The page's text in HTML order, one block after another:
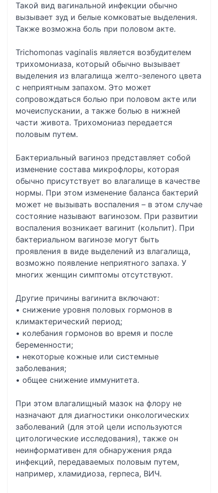
Такой вид вагинальной инфекции обычно
вызывает зуд и белые комковатые выделения.
Также возможна боль при половом акте.
Trichomonas vaginalis является возбудителем
трихомониаза, который обычно вызывает
выделения из влагалища желто-зеленого цвета
с неприятным запахом. Это может
сопровождаться болью при половом акте или
мочеиспускании, а также болью в нижней
части живота. Трихомониаз передается
половым путем.
Бактериальный вагиноз представляет собой
изменение состава микрофлоры, которая
обычно присутствует во влагалище в качестве
нормы. При этом изменение баланса бактерий
может не вызывать воспаления – в этом случае
состояние называют вагинозом. При развитии
воспаления возникает вагинит (кольпит). При
бактериальном вагинозе могут быть
проявления в виде выделений из влагалища,
возможно появление неприятного запаха. У
многих женщин симптомы отсутствуют.
Другие причины вагинита включают:
• снижение уровня половых гормонов в
климактерический период;
• колебания гормонов во время и после
беременности;
• некоторые кожные или системные
заболевания;
• общее снижение иммунитета.
При этом влагалищный мазок на флору не
назначают для диагностики онкологических
заболеваний (для этой цели используются
цитологические исследования), также он
неинформативен для обнаружения ряда
инфекций, передаваемых половым путем,
например, хламидиоза, герпеса, ВИЧ.